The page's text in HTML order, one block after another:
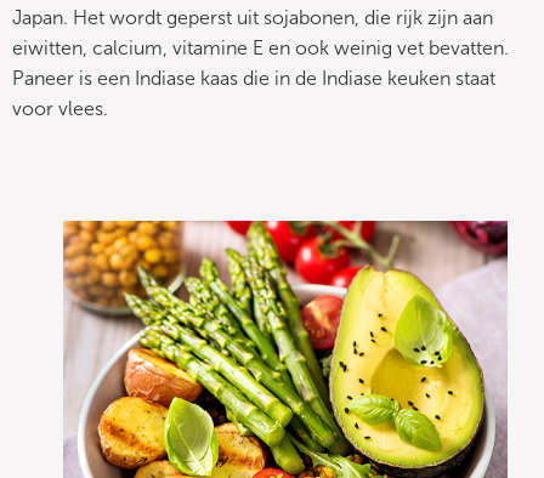
Japan. Het wordt geperst uit sojabonen, die rijk zijn aan
eiwitten, calcium, vitamine E en ook weinig vet bevatten.
Paneer is een Indiase kaas die in de Indiase keuken staat
voor vlees.